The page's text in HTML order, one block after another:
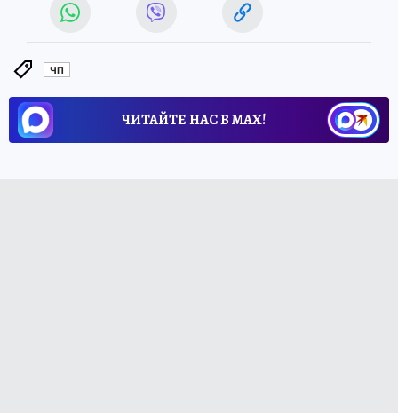
ЧП
ЧИТАЙТЕ НАС В МАХ!